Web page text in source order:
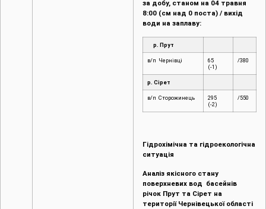
за добу, станом на 04 травня
8:00 (см над 0 поста) / вихід
води на заплаву:
р. Прут
в/п Чернівці
65
(-1)
/380
р. Сірет
в/п Сторожинець
295
(-2)
/550
Гідрохімічна та гідроекологічна
ситуація
Аналіз якісного стану
поверхневих вод басейнів
річок Прут та Сірет на
території Чернівецької області